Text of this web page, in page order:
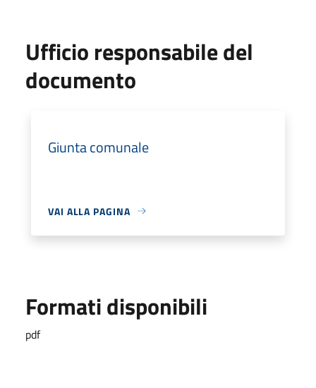
Ufficio responsabile del
documento
Giunta comunale
VAI ALLA PAGINA
Formati disponibili
pdf